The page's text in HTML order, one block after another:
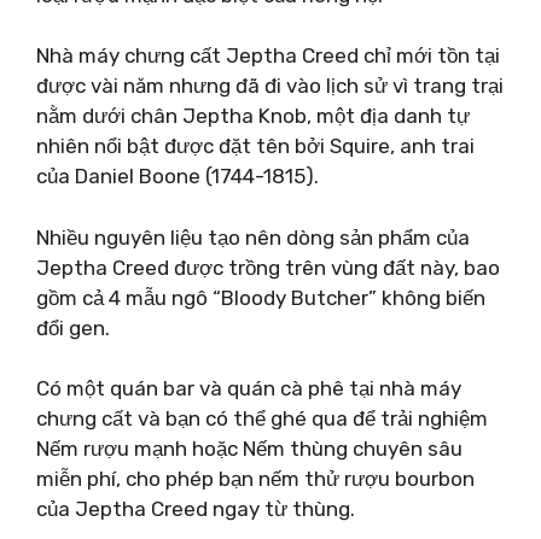
Nhà máy chưng cất Jeptha Creed chỉ mới tồn tại
được vài năm nhưng đã đi vào lịch sử vì trang trại
nằm dưới chân Jeptha Knob, một địa danh tự
nhiên nổi bật được đặt tên bởi Squire, anh trai
của Daniel Boone (1744-1815).
Nhiều nguyên liệu tạo nên dòng sản phẩm của
Jeptha Creed được trồng trên vùng đất này, bao
gồm cả 4 mẫu ngô “Bloody Butcher” không biến
đổi gen.
Có một quán bar và quán cà phê tại nhà máy
chưng cất và bạn có thể ghé qua để trải nghiệm
Nếm rượu mạnh hoặc Nếm thùng chuyên sâu
miễn phí, cho phép bạn nếm thử rượu bourbon
của Jeptha Creed ngay từ thùng.